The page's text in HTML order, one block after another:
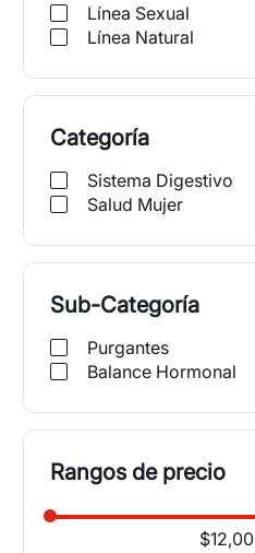
Línea Sexual
Línea Natural
Categoría
Sistema Digestivo
Salud Mujer
Sub-Categoría
Purgantes
Balance Hormonal
Rangos de precio
$12,00